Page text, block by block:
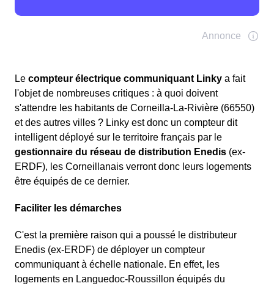
Le compteur électrique communiquant Linky a fait
l'objet de nombreuses critiques : à quoi doivent
s'attendre les habitants de Corneilla-La-Rivière (66550)
et des autres villes ? Linky est donc un compteur dit
intelligent déployé sur le territoire français par le
gestionnaire du réseau de distribution Enedis (ex-
ERDF), les Corneillanais verront donc leurs logements
être équipés de ce dernier.
Faciliter les démarches
C'est la première raison qui a poussé le distributeur
Enedis (ex-ERDF) de déployer un compteur
communiquant à échelle nationale. En effet, les
logements en Languedoc-Roussillon équipés du